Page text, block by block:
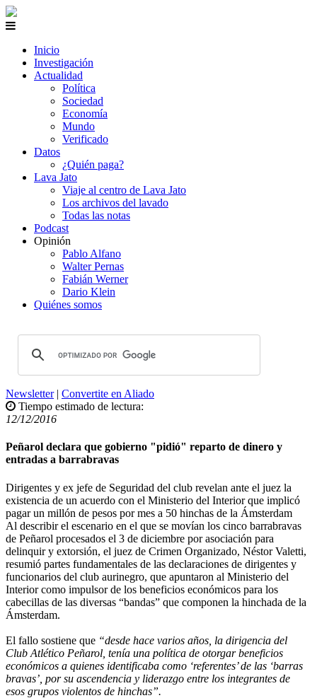
Inicio
Investigación
Actualidad
Política
Sociedad
Economía
Mundo
Verificado
Datos
¿Quién paga?
Lava Jato
Viaje al centro de Lava Jato
Los archivos del lavado
Todas las notas
Podcast
Opinión
Pablo Alfano
Walter Pernas
Fabián Werner
Dario Klein
Quiénes somos
Newsletter| Convertite en Aliado
Tiempo estimado de lectura:
12/12/2016
Peñarol declara que gobierno "pidió" reparto de dinero y
entradas a barrabravas
Dirigentes y ex jefe de Seguridad del club revelan ante el juez la
existencia de un acuerdo con el Ministerio del Interior que implicó
pagar un millón de pesos por mes a 50 hinchas de la Ámsterdam
Al describir el escenario en el que se movían los cinco barrabravas
de Peñarol procesados el 3 de diciembre por asociación para
delinquir y extorsión, el juez de Crimen Organizado, Néstor Valetti,
resumió partes fundamentales de las declaraciones de dirigentes y
funcionarios del club aurinegro, que apuntaron al Ministerio del
Interior como impulsor de los beneficios económicos para los
cabecillas de las diversas “bandas” que componen la hinchada de la
Ámsterdam.
El fallo sostiene que “desde hace varios años, la dirigencia del
Club Atlético Peñarol, tenía una política de otorgar beneficios
económicos a quienes identificaba como ‘referentes’ de las ‘barras
bravas’, por su ascendencia y liderazgo entre los integrantes de
esos grupos violentos de hinchas”.